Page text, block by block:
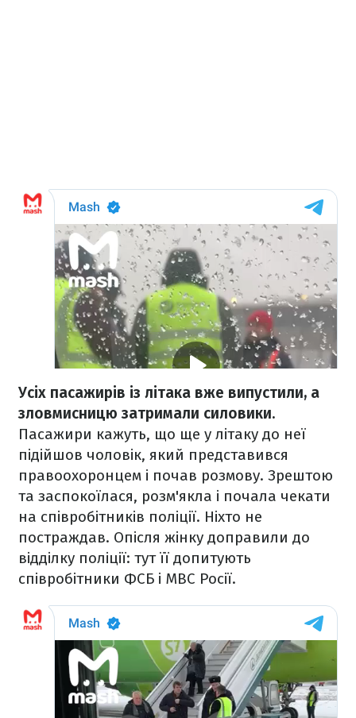
Усіх пасажирів із літака вже випустили, а
зловмисницю затримали силовики.
Пасажири кажуть, що ще у літаку до неї
підійшов чоловік, який представився
правоохоронцем і почав розмову. Зрештою
та заспокоїлася, розм'якла і почала чекати
на співробітників поліції. Ніхто не
постраждав. Опісля жінку доправили до
відділку поліції: тут її допитують
співробітники ФСБ і МВС Росії.